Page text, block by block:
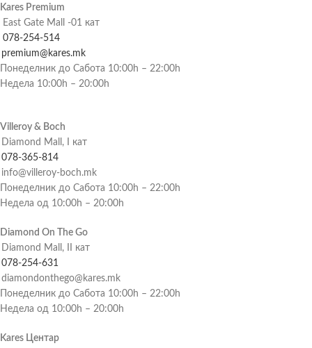
Kares Premium
East Gate Mall -01 кат
078-254-514
premium@kares.mk
Понеделник до Сабота 10:00h – 22:00h
Недела 10:00h – 20:00h
Villeroy & Boch
Diamond Mall, I кат
078-365-814
info@villeroy-boch.mk
Понеделник до Сабота 10:00h – 22:00h
Недела од 10:00h – 20:00h
Diamond On The Go
Diamond Mall, II кат
078-254-631
diamondonthego@kares.mk
Понеделник до Сабота 10:00h – 22:00h
Недела од 10:00h – 20:00h
Kares Центар